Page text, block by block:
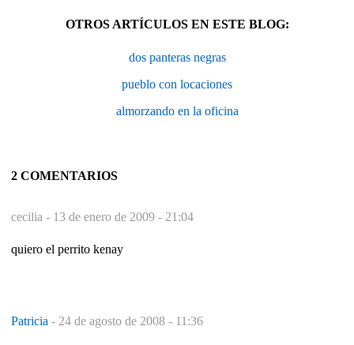
OTROS ARTÍCULOS EN ESTE BLOG:
dos panteras negras
pueblo con locaciones
almorzando en la oficina
2 COMENTARIOS
cecilia - 13 de enero de 2009 - 21:04
quiero el perrito kenay
Patricia - 24 de agosto de 2008 - 11:36